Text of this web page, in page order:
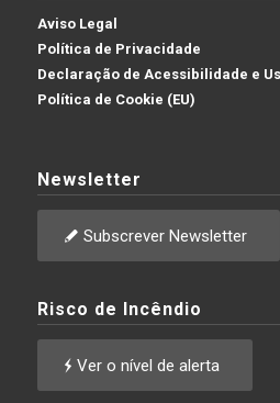
Aviso Legal
Política de Privacidade
Declaração de Acessibilidade e
Política de Cookie (EU)
Newsletter
Subscrever Newsletter
Risco de Incêndio
Ver o nível de alerta